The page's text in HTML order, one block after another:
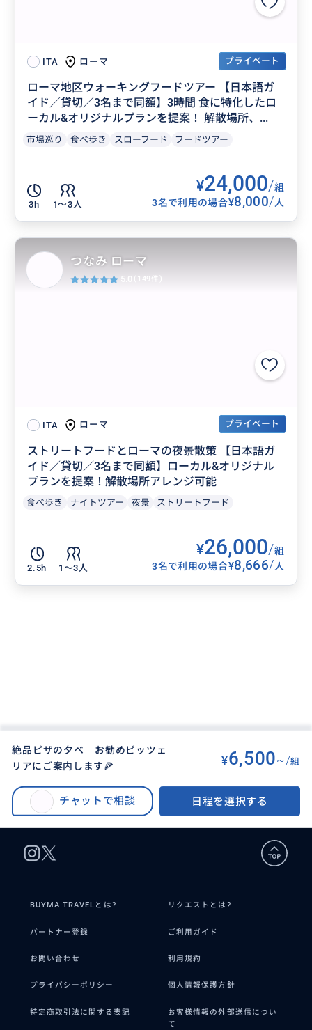
ITA ローマ プライベート
ローマ地区ウォーキングフードツアー 【日本語ガ
イド／貸切／3名まで同額】3時間 食に特化したロ
ーカル&オリジナルプランを提案！ 解散場所、...
市場巡り 食べ歩き スローフード フードツアー
3h 1〜3人
¥24,000/組
3名で利用の場合¥8,000/人
ITA ローマ プライベート
ストリートフードとローマの夜景散策 【日本語ガ
イド／貸切／3名まで同額】ローカル&オリジナル
プランを提案！解散場所アレンジ可能
食べ歩き ナイトツアー 夜景 ストリートフード
2.5h 1〜3人
¥26,000/組
3名で利用の場合¥8,666/人
つなみ ローマ
5.0 (149件)
絶品ピザの夕べ お勧めピッツェ
リアにご案内します🍕
¥6,500~/組
チャットで相談 日程を選択する
絶品ピザの夕べ お勧めピッツェリアにご案内します🍕
BUYMA TRAVELとは? リクエストとは?
パートナー登録 ご利用ガイド
お問い合わせ 利用規約
プライバシーポリシー 個人情報保護方針
特定商取引法に関する表記
お客様情報の外部送信につい
て